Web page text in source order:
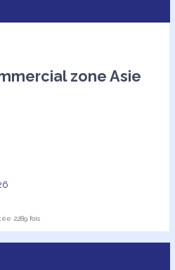
zone Asie
2289 fois